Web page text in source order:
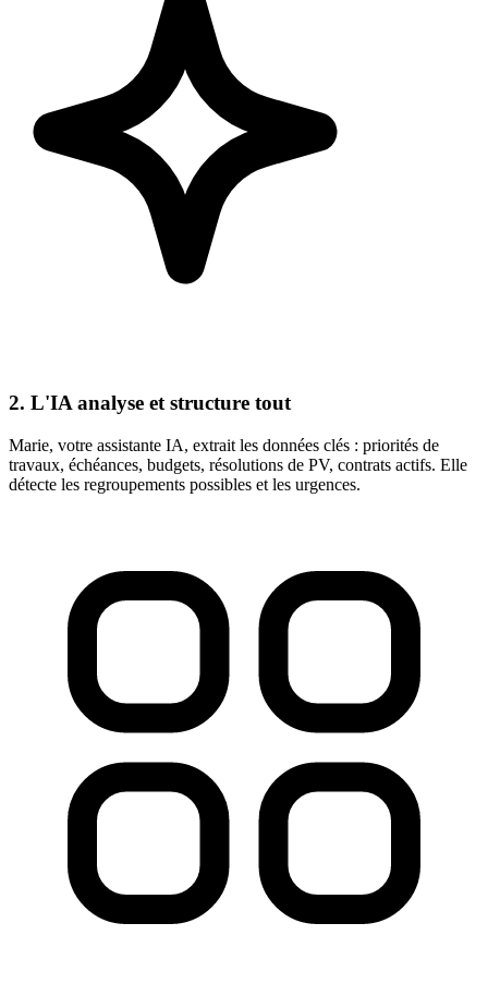
2. L'IA analyse et structure tout
Marie, votre assistante IA, extrait les données clés : priorités de
travaux, échéances, budgets, résolutions de PV, contrats actifs. Elle
détecte les regroupements possibles et les urgences.